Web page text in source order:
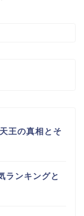
王の真相とそ
ランキングと